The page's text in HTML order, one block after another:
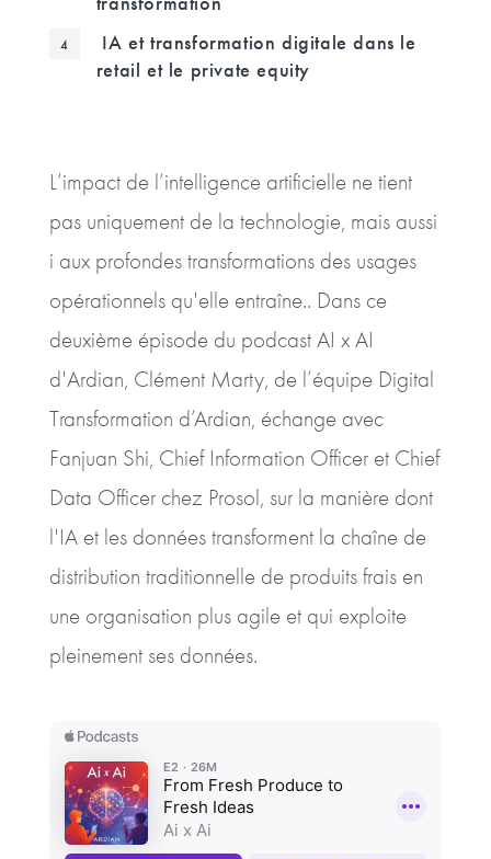
IA et transformation digitale dans le
retail et le private equity
L’impact de l’intelligence artificielle ne tient
pas uniquement de la technologie, mais aussi
i aux profondes transformations des usages
opérationnels qu'elle entraîne.. Dans ce
deuxième épisode du podcast AI x AI
d'Ardian, Clément Marty, de l’équipe Digital
Transformation d’Ardian, échange avec
Fanjuan Shi, Chief Information Officer et Chief
Data Officer chez Prosol, sur la manière dont
l'IA et les données transforment la chaîne de
distribution traditionnelle de produits frais en
une organisation plus agile et qui exploite
pleinement ses données.